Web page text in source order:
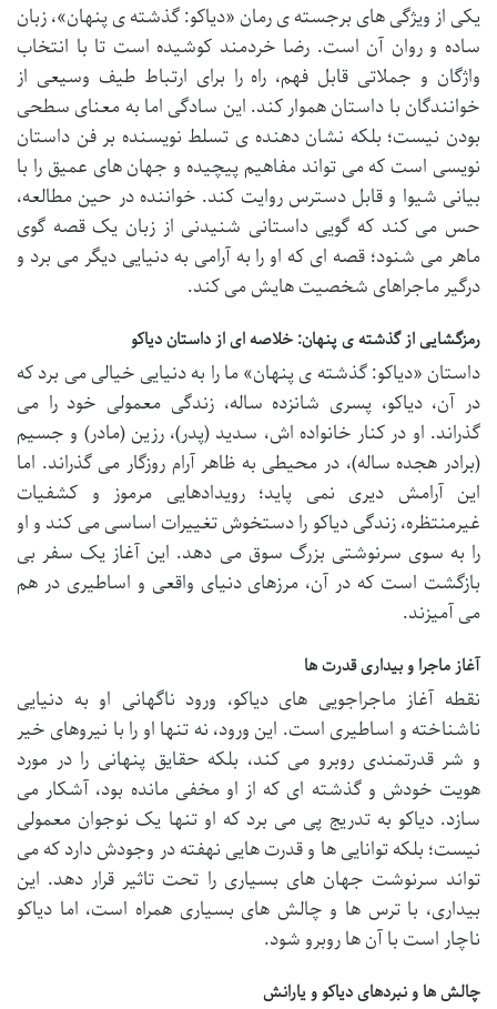
یکی از ویژگی های برجسته ی رمان «دیاکو: گذشته ی پنهان»، زبان
ساده و روان آن است. رضا خردمند کوشیده است تا با انتخاب
واژگان و جملاتی قابل فهم، راه را برای ارتباط طیف وسیعی از
خوانندگان با داستان هموار کند. این سادگی اما به معنای سطحی
بودن نیست؛ بلکه نشان دهنده ی تسلط نویسنده بر فن داستان
نویسی است که می تواند مفاهیم پیچیده و جهان های عمیق را با
بیانی شیوا و قابل دسترس روایت کند. خواننده در حین مطالعه،
حس می کند که گویی داستانی شنیدنی از زبان یک قصه گوی
ماهر می شنود؛ قصه ای که او را به آرامی به دنیایی دیگر می برد و
درگیر ماجراهای شخصیت هایش می کند.
رمزگشایی از گذشته ی پنهان: خلاصه ای از داستان دیاکو
داستان «دیاکو: گذشته ی پنهان» ما را به دنیایی خیالی می برد که
در آن، دیاکو، پسری شانزده ساله، زندگی معمولی خود را می
گذراند. او در کنار خانواده اش، سدید (پدر)، رزین (مادر) و جسیم
(برادر هجده ساله)، در محیطی به ظاهر آرام روزگار می گذراند. اما
این آرامش دیری نمی پاید؛ رویدادهایی مرموز و کشفیات
غیرمنتظره، زندگی دیاکو را دستخوش تغییرات اساسی می کند و او
را به سوی سرنوشتی بزرگ سوق می دهد. این آغاز یک سفر بی
بازگشت است که در آن، مرزهای دنیای واقعی و اساطیری در هم
می آمیزند.
آغاز ماجرا و بیداری قدرت ها
نقطه آغاز ماجراجویی های دیاکو، ورود ناگهانی او به دنیایی
ناشناخته و اساطیری است. این ورود، نه تنها او را با نیروهای خیر
و شر قدرتمندی روبرو می کند، بلکه حقایق پنهانی را در مورد
هویت خودش و گذشته ای که از او مخفی مانده بود، آشکار می
سازد. دیاکو به تدریج پی می برد که او تنها یک نوجوان معمولی
نیست؛ بلکه توانایی ها و قدرت هایی نهفته در وجودش دارد که می
تواند سرنوشت جهان های بسیاری را تحت تاثیر قرار دهد. این
بیداری، با ترس ها و چالش های بسیاری همراه است، اما دیاکو
ناچار است با آن ها روبرو شود.
چالش ها و نبردهای دیاکو و یارانش